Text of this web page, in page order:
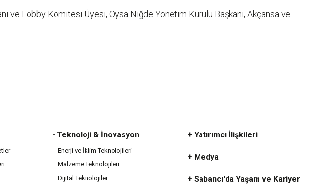
ve Lobby Komitesi Üyesi, Oysa Niğde Yönetim Kurulu Başkanı, Akçansa ve
- Teknoloji & İnovasyon
Enerji ve İklim Teknolojileri
Malzeme Teknolojileri
Dijital Teknolojiler
+ Yatırımcı İlişkileri
+ Medya
+ Sabancı'da Yaşam ve Kariyer